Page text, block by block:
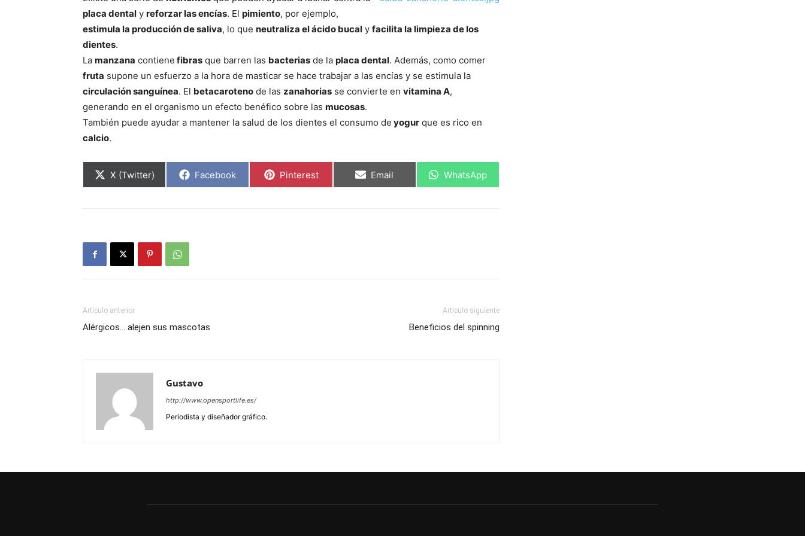
placa dental y reforzar las encías. El pimiento, por ejemplo,
estimula la producción de saliva, lo que neutraliza el ácido bucal y facilita la limpieza de los
dientes.
La manzana contiene fibras que barren las bacterias de la placa dental. Además, como comer
fruta supone un esfuerzo a la hora de masticar se hace trabajar a las encías y se estimula la
circulación sanguínea. El betacaroteno de las zanahorias se convierte en vitamina A,
generando en el organismo un efecto benéfico sobre las mucosas.
También puede ayudar a mantener la salud de los dientes el consumo de yogur que es rico en
calcio.
Compartir
X (Twitter) Compartir
Facebook Compartir
Pinterest Compartir
Email Compartir
WhatsApp
Artículo anterior
Alérgicos… alejen sus mascotas
Artículo siguiente
Beneficios del spinning
Gustavo
http://www.opensportlife.es/
Periodista y diseñador gráfico.